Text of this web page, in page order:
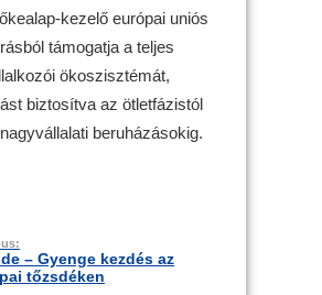
kezelő európai uniós
támogatja a teljes
ökoszisztémát,
biztosítva az ötletfázistól
beruházásokig.
– Gyenge kezdés az
tőzsdéken